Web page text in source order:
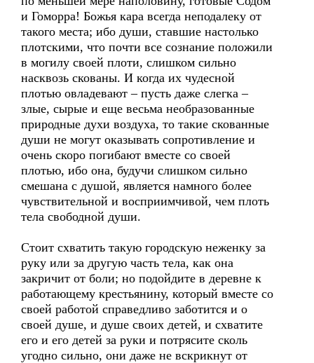
и Гоморра! Божья кара всегда неподалеку от
такого места; ибо души, ставшие настолько
плотскими, что почти все сознание положили
в могилу своей плоти, слишком сильно
насквозь скованы. И когда их чудесной
плотью овладевают – пусть даже слегка –
злые, сырые и еще весьма необразованные
природные духи воздуха, то такие скованные
души не могут оказывать сопротивление и
очень скоро погибают вместе со своей
плотью, ибо она, будучи слишком сильно
смешана с душой, является намного более
чувствительной и восприимчивой, чем плоть
тела свободной души.
Стоит схватить такую городскую неженку за
руку или за другую часть тела, как она
закричит от боли; но подойдите в деревне к
работающему крестьянину, который вместе со
своей работой справедливо заботится и о
своей душе, и душе своих детей, и схватите
его и его детей за руки и потрясите сколь
угодно сильно, они даже не вскрикнут от